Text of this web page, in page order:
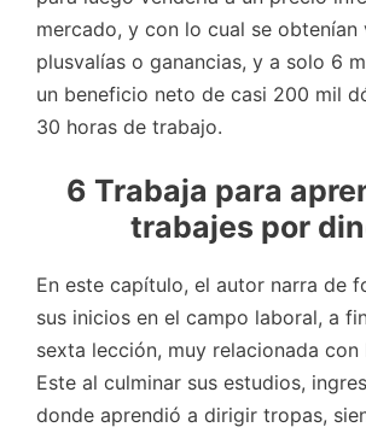
mercado, y con lo cual se obtenían
plusvalías o ganancias, y a solo 6
un beneficio neto de casi 200 mil
30 horas de trabajo.
6 Trabaja para
trabajes por
En este capítulo, el autor narra de
sus inicios en el campo laboral, a
sexta lección, muy relacionada con
Este al culminar sus estudios,
donde aprendió a dirigir tropas,